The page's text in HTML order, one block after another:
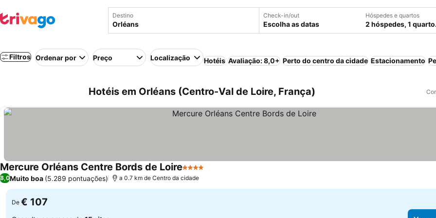
Destino Check-in/out
Escolha as datas
Hóspedes e quartos
2 hóspedes, 1 quarto.
Filtros Ordenar por Preço Localização Hotéis Avaliação: 8,0+ Perto do centro da cidade Estacionamento
Hotéis em Orléans (Centro-Val de Loire, França)
Mercure Orléans Centre Bords de Loire4 Estrelas
8,0Muito boa (5.289 pontuações) a 0.7 km de Centro da cidade
De € 107